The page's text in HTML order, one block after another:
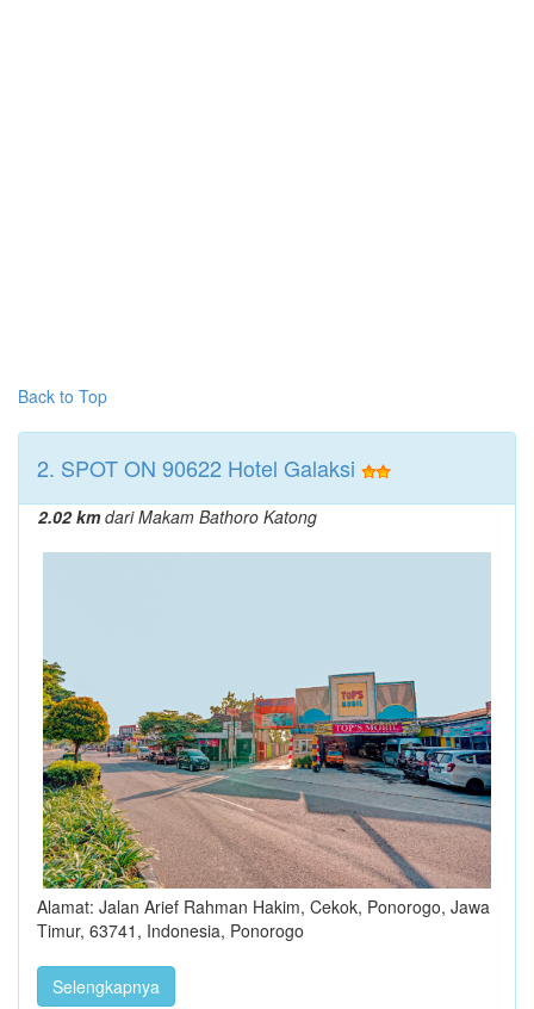
Back to Top
2. SPOT ON 90622 Hotel Galaksi
2.02 kmdari Makam Bathoro Katong
Alamat: Jalan Arief Rahman Hakim, Cekok, Ponorogo, Jawa
Timur, 63741, Indonesia, Ponorogo
Selengkapnya